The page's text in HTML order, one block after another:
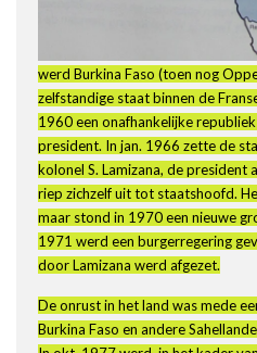
werd Burkina Faso (toen nog
zelfstandige staat binnen de
1960 een onafhankelijke
president. In jan. 1966 zette de
kolonel S. Lamizana, de president
riep zichzelf uit tot staatshoofd.
maar stond in 1970 een nieuwe
1971 werd een burgerregering
door Lamizana werd afgezet.
De onrust in het land was mede
Burkina Faso en andere